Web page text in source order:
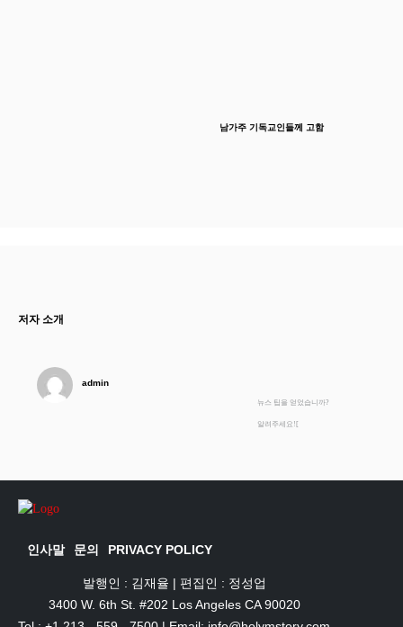
남가주 기독교인들께 고함
저자 소개
admin
뉴스 팁을 얻었습니까?
알려주세요![
인사말 문의 PRIVACY POLICY
발행인 : 김재율 | 편집인 : 정성업
3400 W. 6th St. #202 Los Angeles CA 90020